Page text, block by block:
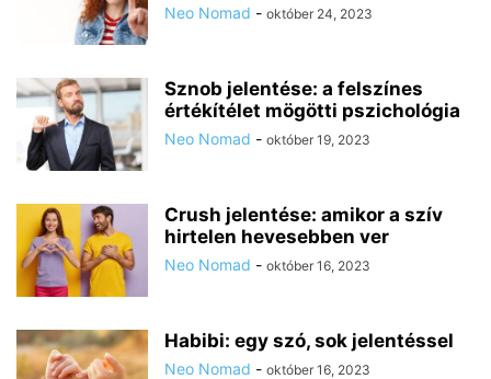
Neo Nomad - október 24, 2023
Sznob jelentése: a felszínes
értékítélet mögötti pszichológia
Neo Nomad - október 19, 2023
Crush jelentése: amikor a szív
hirtelen hevesebben ver
Neo Nomad - október 16, 2023
Habibi: egy szó, sok jelentéssel
Neo Nomad - október 16, 2023